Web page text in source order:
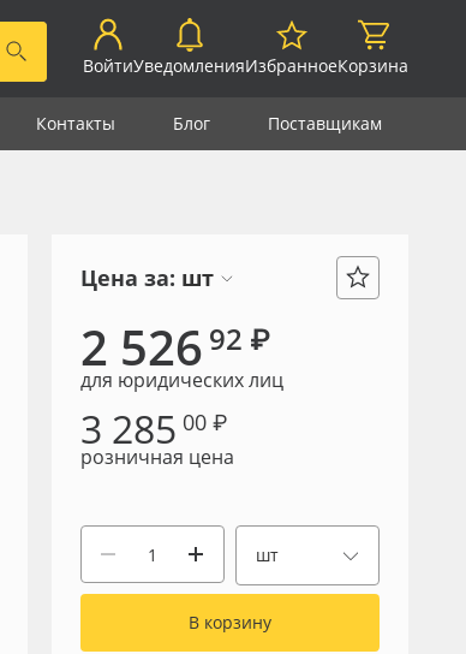
ВойтиУведомленияИзбранноеКорзина
Контакты Блог Поставщикам
Цена за: шт
2 526 92 ₽
для юридических лиц
3 285 00 ₽
розничная цена
шт
В корзину